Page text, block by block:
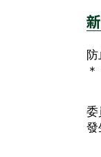
委
發